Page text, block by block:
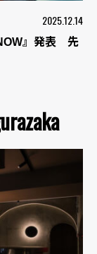
2025.12.14
』発表 先